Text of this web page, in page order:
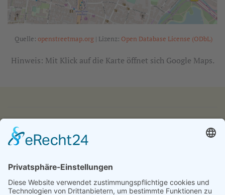
Quelle: openstreetmap.org| Lizenz: Open Database License (ODbL)
Hinweis: Mit Klick auf die Karte öffnet sich Google Maps.
IMPRESSUM
KONTAKT & ANFAHRT
© 2024 - Alice Bendix - Berufliches Schulzentrum der
Stadt München